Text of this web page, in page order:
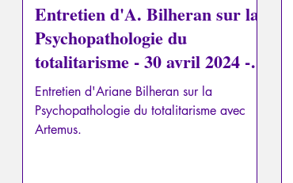
Entretien d'A. Bilheran sur la
Psychopathologie du
totalitarisme - 30 avril 2024 -
avec Artemus
Entretien d'Ariane Bilheran sur la
Psychopathologie du totalitarisme avec
Artemus.